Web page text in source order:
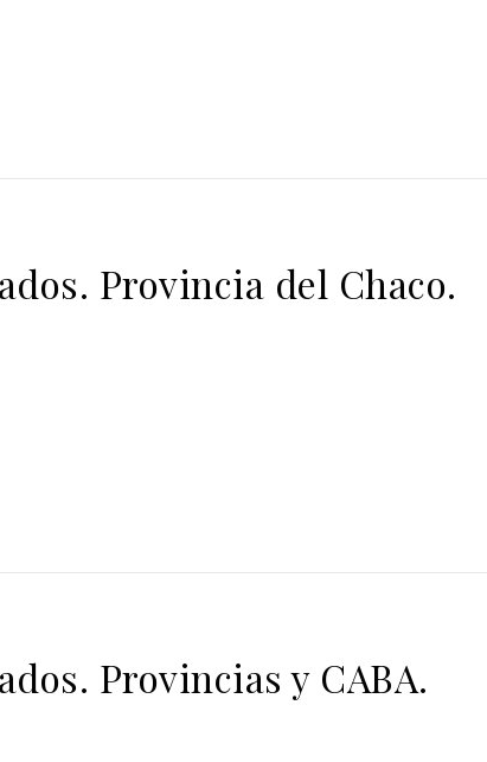
Provincia del Chaco.
Provincias y CABA.